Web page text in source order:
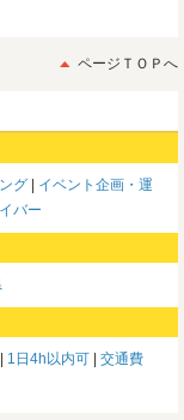
ページＴＯＰへ
グ
イベント企画・運
バー
1日4h以内可
交通費